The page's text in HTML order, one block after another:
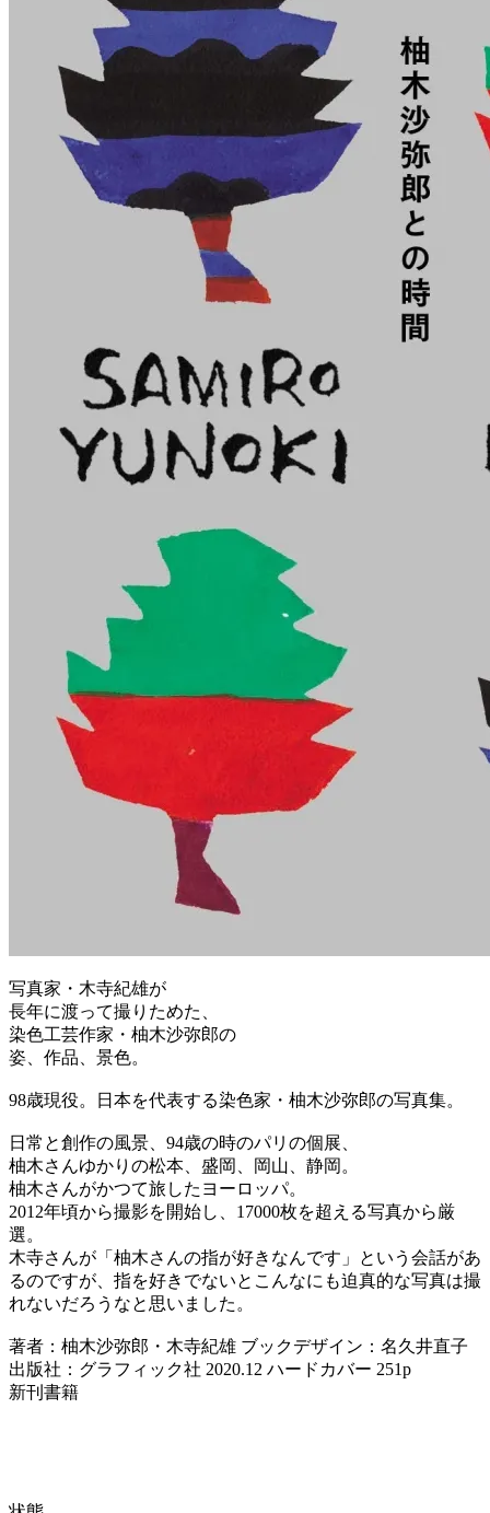
写真家・木寺紀雄が
長年に渡って撮りためた、
染色工芸作家・柚木沙弥郎の
姿、作品、景色。
98歳現役。日本を代表する染色家・柚木沙弥郎の写真集。
日常と創作の風景、94歳の時のパリの個展、
柚木さんゆかりの松本、盛岡、岡山、静岡。
柚木さんがかつて旅したヨーロッパ。
2012年頃から撮影を開始し、17000枚を超える写真から厳
選。
木寺さんが「柚木さんの指が好きなんです」という会話があ
るのですが、指を好きでないとこんなにも迫真的な写真は撮
れないだろうなと思いました。
著者：柚木沙弥郎・木寺紀雄 ブックデザイン：名久井直子
出版社：グラフィック社 2020.12 ハードカバー 251p
新刊書籍